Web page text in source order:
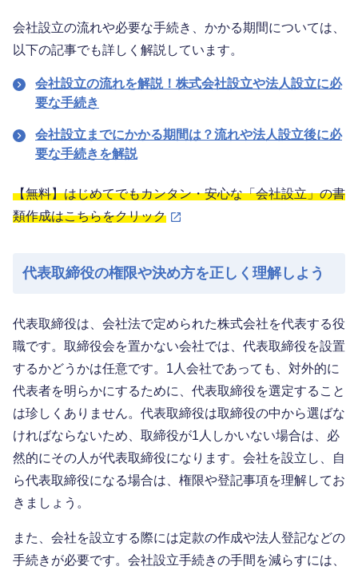
会社設立の流れや必要な手続き、かかる期間については、
以下の記事でも詳しく解説しています。
会社設立の流れを解説！株式会社設立や法人設立に必
要な手続き
会社設立までにかかる期間は？流れや法人設立後に必
要な手続きを解説
【無料】はじめてでもカンタン・安心な「会社設立」の書
類作成はこちらをクリック
代表取締役の権限や決め方を正しく理解しよう
代表取締役は、会社法で定められた株式会社を代表する役
職です。取締役会を置かない会社では、代表取締役を設置
するかどうかは任意です。1人会社であっても、対外的に
代表者を明らかにするために、代表取締役を選定すること
は珍しくありません。代表取締役は取締役の中から選ばな
ければならないため、取締役が1人しかいない場合は、必
然的にその人が代表取締役になります。会社を設立し、自
ら代表取締役になる場合は、権限や登記事項を理解してお
きましょう。
また、会社を設立する際には定款の作成や法人登記などの
手続きが必要です。会社設立手続きの手間を減らすには、